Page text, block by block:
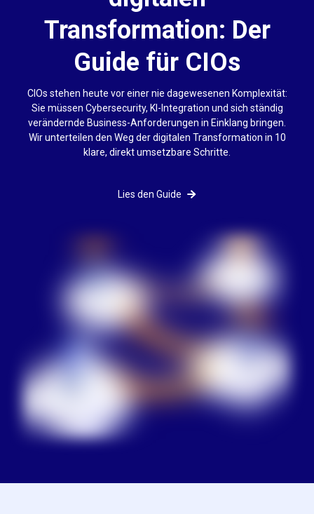
Transformation: Der
Guide für CIOs
CIOs stehen heute vor einer nie dagewesenen Komplexität:
Sie müssen Cybersecurity, KI-Integration und sich ständig
verändernde Business-Anforderungen in Einklang bringen.
Wir unterteilen den Weg der digitalen Transformation in 10
klare, direkt umsetzbare Schritte.
Lies den Guide